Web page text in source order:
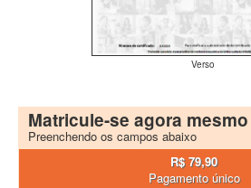
Verso
Matricule-se agora mesmo
Preenchendo os campos abaixo
R$ 79,90
Pagamento único